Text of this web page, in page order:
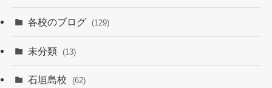
各校のブログ (129)
未分類 (13)
石垣島校 (62)